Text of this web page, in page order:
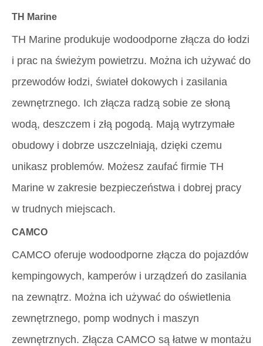
TH Marine
TH Marine produkuje wodoodporne złącza do łodzi
i prac na świeżym powietrzu. Można ich używać do
przewodów łodzi, świateł dokowych i zasilania
zewnętrznego. Ich złącza radzą sobie ze słoną
wodą, deszczem i złą pogodą. Mają wytrzymałe
obudowy i dobrze uszczelniają, dzięki czemu
unikasz problemów. Możesz zaufać firmie TH
Marine w zakresie bezpieczeństwa i dobrej pracy
w trudnych miejscach.
CAMCO
CAMCO oferuje wodoodporne złącza do pojazdów
kempingowych, kamperów i urządzeń do zasilania
na zewnątrz. Można ich używać do oświetlenia
zewnętrznego, pomp wodnych i maszyn
zewnętrznych. Złącza CAMCO są łatwe w montażu